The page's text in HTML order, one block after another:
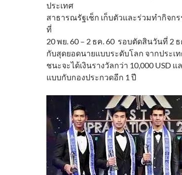
ประเทศ
สาธารณรัฐเช็ก เก็บตัวและร่วมทำกิจก
ที่
20 พย. 60 – 2 ธค. 60 รอบตัดสินวันที่ 2
กับสุดยอดนายแบบระดับโลก จากประเท
ชนะจะได้เงินรางวัลกว่า 10,000 USD
แบบกับกองประกวดอีก 1 ปี